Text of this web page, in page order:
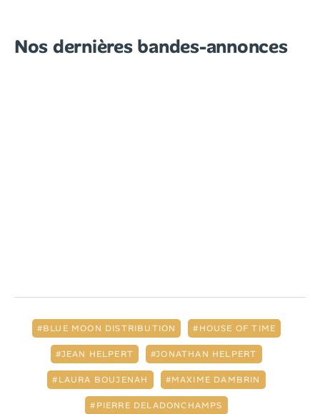
Nos dernières bandes-annonces
BLUE MOON DISTRIBUTION HOUSE OF TIME
JEAN HELPERT JONATHAN HELPERT
LAURA BOUJENAH MAXIME DAMBRIN
PIERRE DELADONCHAMPS